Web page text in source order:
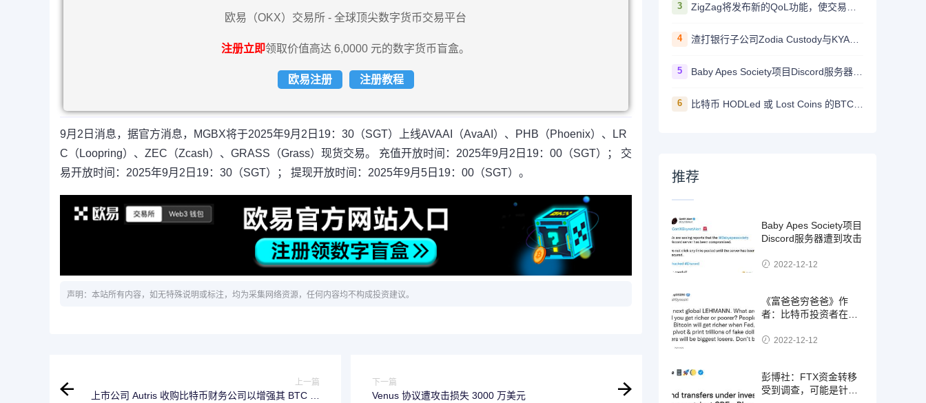
欧易（OKX）交易所 - 全球顶尖数字货币交易平台
注册立即领取价值高达 6,0000 元的数字货币盲盒。
欧易注册 注册教程
9月2日消息，据官方消息，MGBX将于2025年9月2日19：30（SGT）上线AVAAI（AvaAI）、PHB（Phoenix）、LR
C（Loopring）、ZEC（Zcash）、GRASS（Grass）现货交易。 充值开放时间：2025年9月2日19：00（SGT）； 交
易开放时间：2025年9月2日19：30（SGT）； 提现开放时间：2025年9月5日19：00（SGT）。
声明：本站所有内容，如无特殊说明或标注，均为采集网络资源，任何内容均不构成投资建议。
上一篇
上市公司 Autris 收购比特币财务公司以增强其 BTC 财
下一篇
Venus 协议遭攻击损失 3000 万美元
3
4 渣打银行子公司Zodia Custody与KYAX达成合作拟提供基于审计、业务和监管报告的加密托管服务
5 Baby Apes Society项目Discord服务器遭到攻击
6 比特币 HODLed 或 Lost Coins 的BTC数量创5年新高
推荐
Baby Apes Society项目
Discord服务器遭到攻击
2022-12-12
《富爸爸穷爸爸》作
者：比特币投资者在美
2022-12-12
彭博社：FTX资金转移
受到调查，可能是针对